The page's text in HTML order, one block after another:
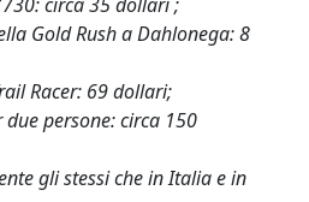
Gold Rush a Dahlonega: 8
Racer: 69 dollari;
persone: circa 150
gli stessi che in Italia e in